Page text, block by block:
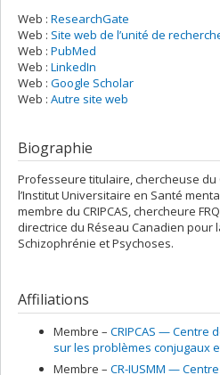
Web : ResearchGate
Web : Site web de l’unité de
Web : PubMed
Web : LinkedIn
Web : Google Scholar
Web : Autre site web
Biographie
Professeure titulaire, chercheuse du
l’Institut Universitaire en Santé
membre du CRIPCAS, chercheure
directrice du Réseau Canadien pour
Schizophrénie et Psychoses.
Affiliations
Membre – CRIPCAS — Centre
sur les problèmes conjugaux
Membre – CR-IUSMM —